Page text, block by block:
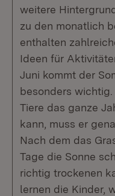
weitere
zu den monatlich
enthalten
Ideen für
Juni kommt der
besonders
Tiere das ganze
kann, muss er
Nach dem das
Tage die Sonne
richtig trockenen
lernen die Kinder,